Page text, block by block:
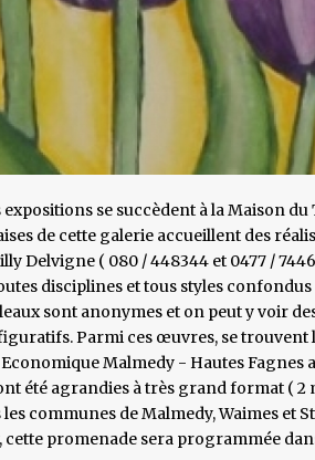
se succèdent à la Maison
de cette galerie accueillent des
Delvigne ( 080 / 448344 et 0477 /
disciplines et tous styles confondus
sont anonymes et on peut y voir
Parmi ces œuvres, se
Malmedy - Hautes Fagnes
été agrandies à très grand format ( 2
communes de Malmedy, Waimes et
cette promenade sera programmée